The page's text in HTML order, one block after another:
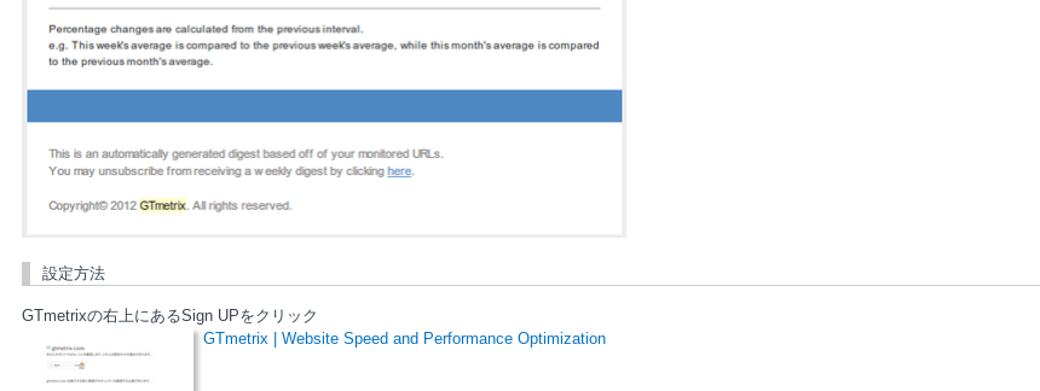
設定方法
GTmetrixの右上にあるSign UPをクリック
GTmetrix | Website Speed and Performance Optimization